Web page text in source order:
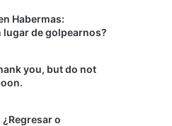
Habermas:
de golpearnos?
you, but do not
o